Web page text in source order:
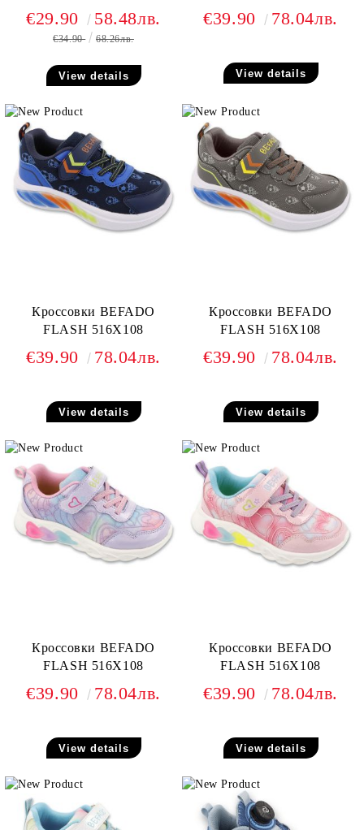
€29.90 58.48лв.
€34.90 68.26лв.
View details
€39.90 78.04лв.
View details
Кроссовки BEFADO
FLASH 516X108
€39.90 78.04лв.
View details
Кроссовки BEFADO
FLASH 516X108
€39.90 78.04лв.
View details
Кроссовки BEFADO
FLASH 516X108
€39.90 78.04лв.
View details
Кроссовки BEFADO
FLASH 516X108
€39.90 78.04лв.
View details